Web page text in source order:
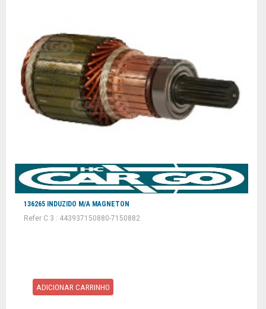
136265 INDUZIDO M/A MAGNETON
Refer C 3 : 443937150880-7150882
ADICIONAR CARRINHO